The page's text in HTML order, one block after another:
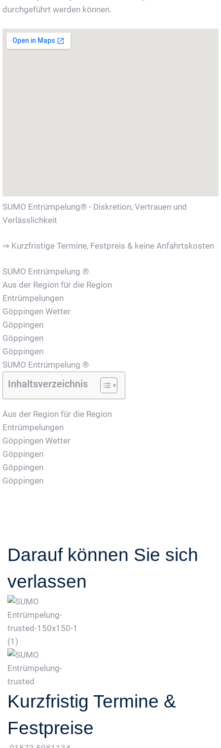
durchgeführt werden können.
SUMO Entrümpelung® - Diskretion, Vertrauen und
Verlässlichkeit
⇒ Kurzfristige Termine, Festpreis & keine Anfahrtskosten
SUMO Entrümpelung ®
Aus der Region für die Region
Entrümpelungen
Göppingen Wetter
Göppingen
Göppingen
Göppingen
SUMO Entrümpelung ®
Inhaltsverzeichnis
Aus der Region für die Region
Entrümpelungen
Göppingen Wetter
Göppingen
Göppingen
Göppingen
Darauf können Sie sich
verlassen
Kurzfristig Termine &
Festpreise